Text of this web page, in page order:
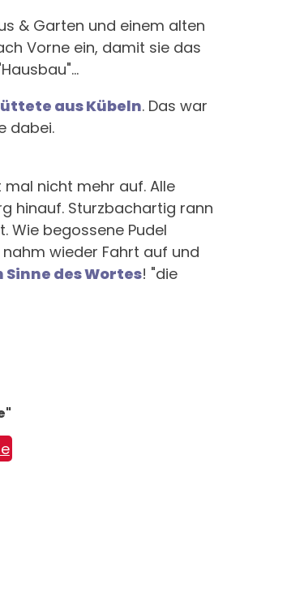
& Garten und einem alten
Vorne ein, damit sie das
aus Kübeln. Das war
dabei.
nicht mehr auf. Alle
hinauf. Sturzbachartig rann
Wie begossene Pudel
wieder Fahrt auf und
des Wortes! "die